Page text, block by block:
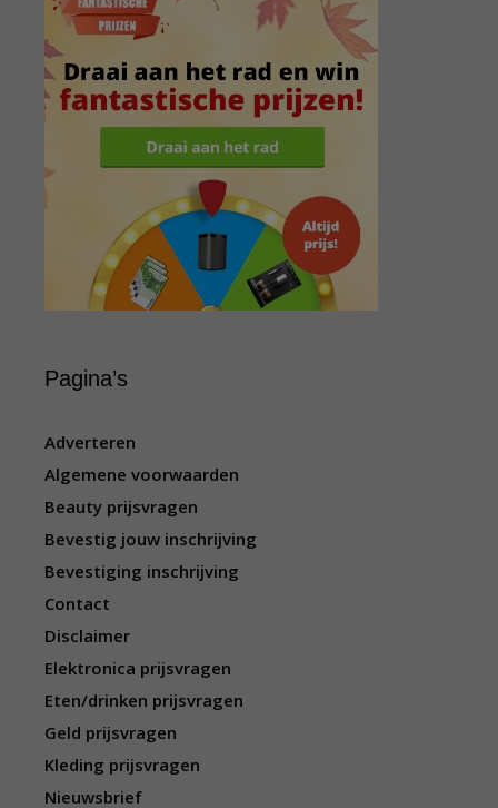
Pagina’s
Adverteren
Algemene voorwaarden
Beauty prijsvragen
Bevestig jouw inschrijving
Bevestiging inschrijving
Contact
Disclaimer
Elektronica prijsvragen
Eten/drinken prijsvragen
Geld prijsvragen
Kleding prijsvragen
Nieuwsbrief